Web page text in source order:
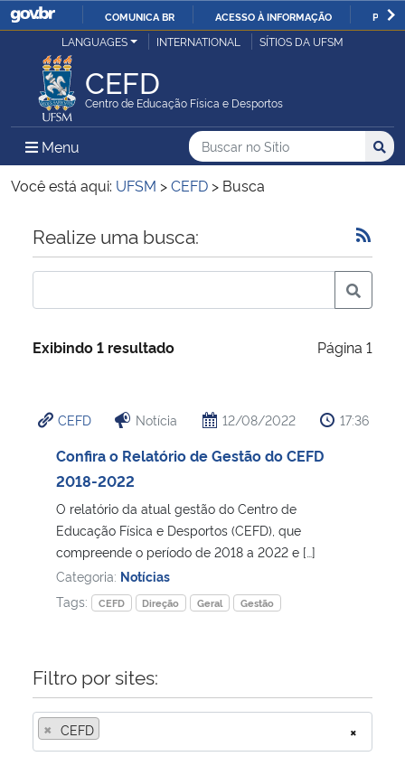
IR
COMUNICA BR ACESSO À INFORMAÇÃO
Ministério da Justiça e Segurança Pública
Ministério da Defesa
Ministério das Relações Exteriores
Ministério da Economia
Ministério da Infraestrutura
Ministério da Cidadania
Ministério de Minas e Energia
Ministério da Ciência, Tecnologia, Inovações e Comunicações
Ministério do Meio Ambiente
Controladoria-Geral da União
LANGUAGES INTERNATIONAL SÍTIOS DA UFSM
CEFD
Centro de Educação Física e Desportos
Menu Menu Principal do Sítio
Busca
Buscar no no Sítio
Busca:
Você está aqui: UFSM >CEFD > Busca
Início do conteúdo
Realize uma busca:
Exibindo 1 resultado Página 1
CEFD Notícia 12/08/2022 17:36
Confira o Relatório de Gestão do CEFD
2018-2022
O relatório da atual gestão do Centro de
Educação Física e Desportos (CEFD), que
compreende o período de 2018 a 2022 e […]
Categoria: Notícias
Tags:
CEFD Direção Geral Gestão
Filtro por sites:
×
× CEFD